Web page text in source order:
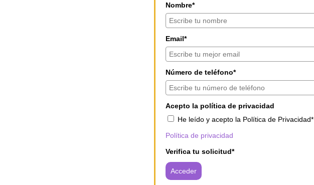
Nombre*
Email*
Número de teléfono*
Acepto la política de privacidad
He leído y acepto la Política de Privacidad*
Política de privacidad
Verifica tu solicitud*
Acceder